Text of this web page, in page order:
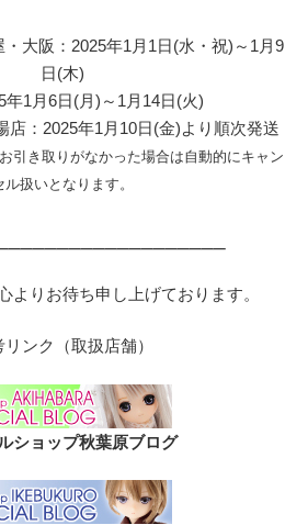
大阪：2025年1月1日(水・祝)～1月9
日(木)
年1月6日(月)～1月14日(火)
店：2025年1月10日(金)より順次発送
引き取りがなかった場合は自動的にキャン
ル扱いとなります。
よりお待ち申し上げております。
リンク（取扱店舗）
ショップ秋葉原ブログ